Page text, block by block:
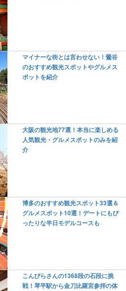
マイナーな街とは言わせない！鶯谷
のおすすめ観光スポットやグルメス
ポットを紹介
大阪の観光地77選！本当に楽しめる
人気観光・グルメスポットのみを紹
介
博多のおすすめ観光スポット33選＆
グルメスポット10選！デートにもぴ
ったりな半日モデルコースも
こんぴらさんの1368段の石段に挑
戦！琴平駅から金刀比羅宮参拝の体